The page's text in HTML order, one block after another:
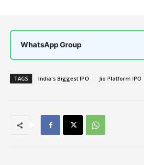
WhatsApp Group
TAGS India's Biggest IPO Jio Platform IPO